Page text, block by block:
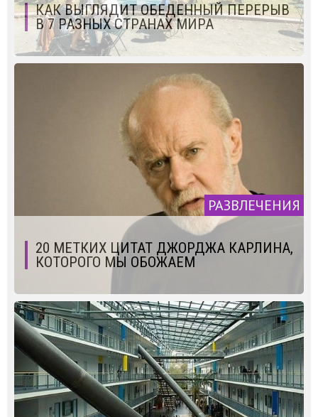
КАК ВЫГЛЯДИТ ОБЕДЕННЫЙ ПЕРЕРЫВ
В 7 РАЗНЫХ СТРАНАХ МИРА
РАЗВЛЕЧЕНИЯ
20 МЕТКИХ ЦИТАТ ДЖОРДЖА КАРЛИНА,
КОТОРОГО МЫ ОБОЖАЕМ